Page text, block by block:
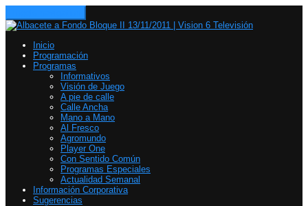
Inicio
Programación
Programas
Informativos
Visión de Juego
A pie de calle
Calle Ancha
Mano a Mano
Al Fresco
Agromundo
Player One
Con Sentido Común
Programas Especiales
Actualidad Semanal
Información Corporativa
Sugerencias